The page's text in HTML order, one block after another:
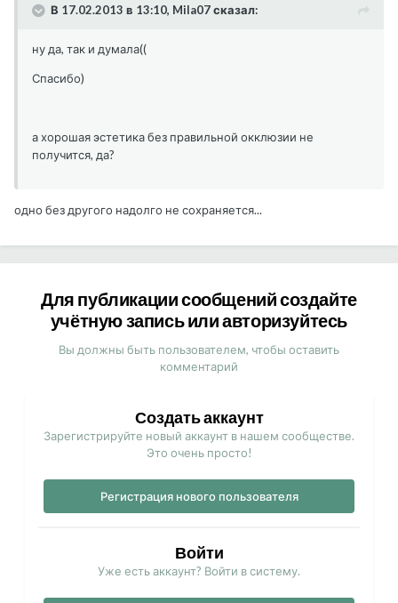
В 17.02.2013 в 13:10, Mila07 сказал:
ну да, так и думала((
Спасибо)
а хорошая эстетика без правильной окклюзии не
получится, да?
одно без другого надолго не сохраняется...
Для публикации сообщений создайте
учётную запись или авторизуйтесь
Вы должны быть пользователем, чтобы оставить
комментарий
Создать аккаунт
Зарегистрируйте новый аккаунт в нашем сообществе.
Это очень просто!
Регистрация нового пользователя
Войти
Уже есть аккаунт? Войти в систему.